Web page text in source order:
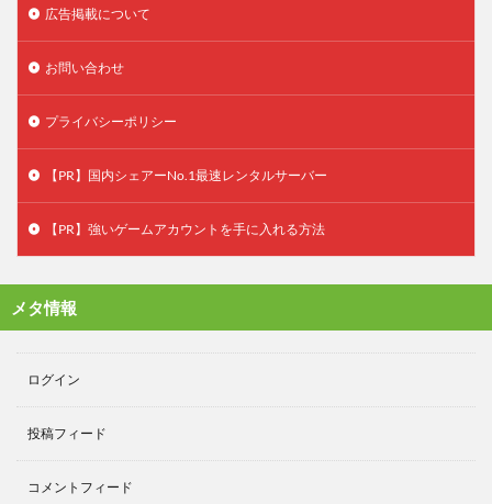
広告掲載について
お問い合わせ
プライバシーポリシー
【PR】国内シェアーNo.1最速レンタルサーバー
【PR】強いゲームアカウントを手に入れる方法
メタ情報
ログイン
投稿フィード
コメントフィード